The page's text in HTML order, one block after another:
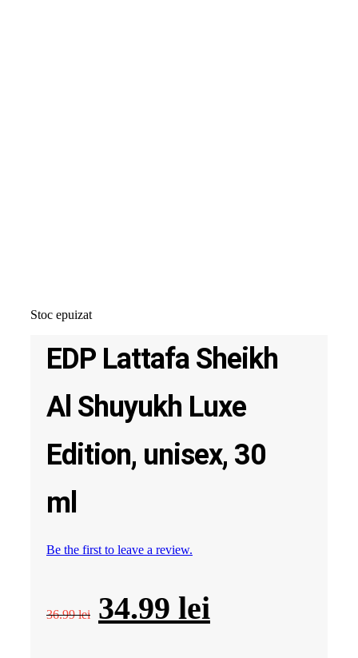
Stoc epuizat
EDP Lattafa Sheikh
Al Shuyukh Luxe
Edition, unisex, 30
ml
Be the first to leave a review.
36.99lei
Prețul
34.99 leiPrețul